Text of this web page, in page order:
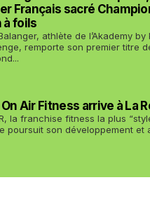
Français sacré
à foils
athlète de l’Akademy by
remporte son premier titre
Air Fitness arrive à La
la franchise fitness la plus
poursuit son développement et